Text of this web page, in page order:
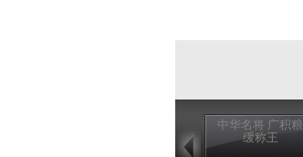
中华名将 广积粮
缓称王